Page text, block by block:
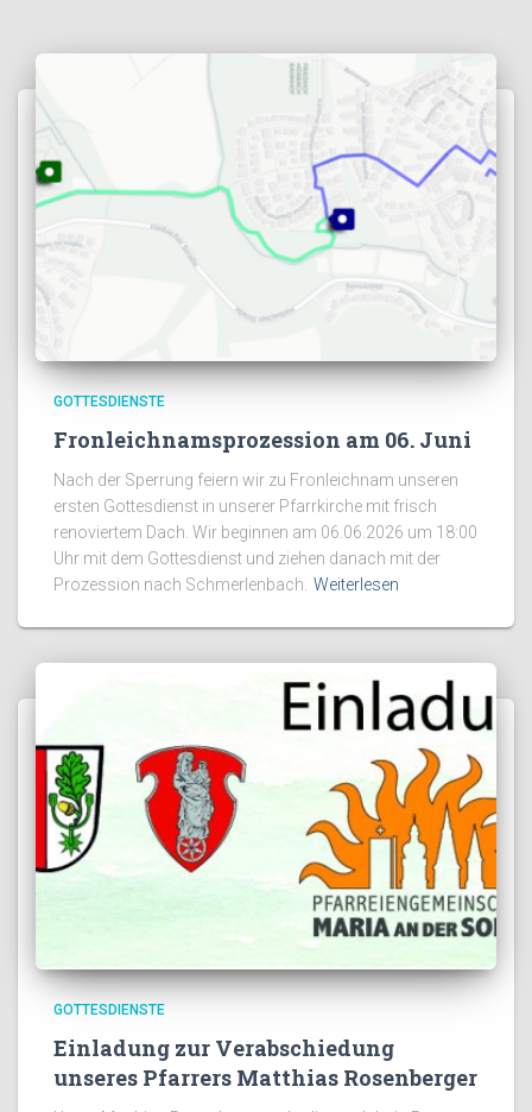
GOTTESDIENSTE
Fronleichnamsprozession am 06. Juni
Nach der Sperrung feiern wir zu Fronleichnam unseren
ersten Gottesdienst in unserer Pfarrkirche mit frisch
renoviertem Dach. Wir beginnen am 06.06.2026 um 18:00
Uhr mit dem Gottesdienst und ziehen danach mit der
Prozession nach Schmerlenbach. Weiterlesen
GOTTESDIENSTE
Einladung zur Verabschiedung
unseres Pfarrers Matthias Rosenberger